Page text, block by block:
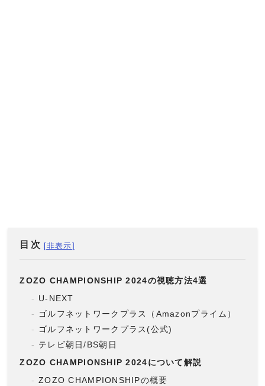
目次
ZOZO CHAMPIONSHIP 2024の視聴方法4選
U-NEXT
ゴルフネットワークプラス（Amazonプライム）
ゴルフネットワークプラス(公式)
テレビ朝日/BS朝日
ZOZO CHAMPIONSHIP 2024について解説
ZOZO CHAMPIONSHIPの概要